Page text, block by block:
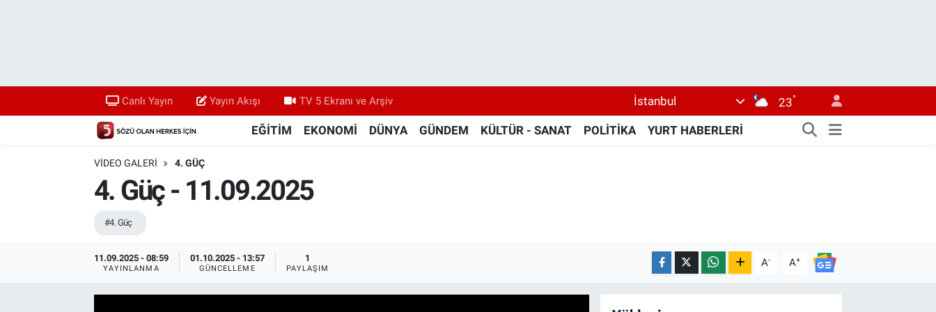
Canlı Yayın Yayın Akışı TV 5 Ekranı ve Arşiv İstanbul 23°
EĞİTİM EKONOMİ DÜNYA GÜNDEM KÜLTÜR - SANAT POLİTİKA YURT HABERLERİ
VIDEO GALERI 4. GÜÇ
4. Güç - 11.09.2025
#4. Güç
11.09.2025 - 08:59
YAYINLANMA
01.10.2025 - 13:57
GÜNCELLEME
1
PAYLAŞIM A- A+
Yayın Akışı
TV 5 Ekranı ve Arşiv